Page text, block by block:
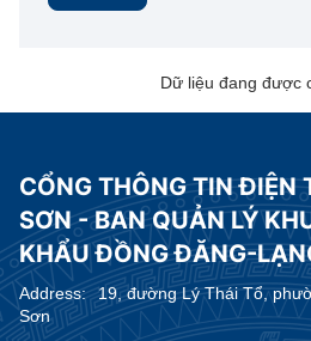
Dữ liệu đang được
CỔNG THÔNG TIN ĐIỆN
SƠN - BAN QUẢN LÝ
KHẨU ĐỒNG ĐĂNG-
Address:
19, đường Lý Thái Tổ,
Sơn